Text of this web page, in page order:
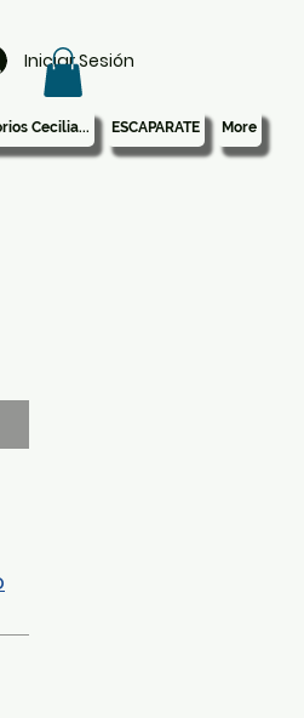
Iniciar Sesión
Cecilia... ESCAPARATE More